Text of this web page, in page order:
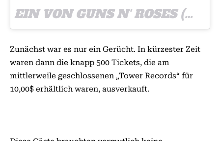
EIN VON GUNS N' ROSES (@GUNSNROSES) GEPOSTETES FOTO AM
Zunächst war es nur ein Gerücht. In kürzester Zeit
waren dann die knapp 500 Tickets, die am
mittlerweile geschlossenen „Tower Records“ für
10,00$ erhältlich waren, ausverkauft.